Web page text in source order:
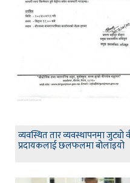
व्यवस्थित तार व्यवस्थापनमा जुट्यो
प्रदायकलाई छलफलमा बोलाइयो